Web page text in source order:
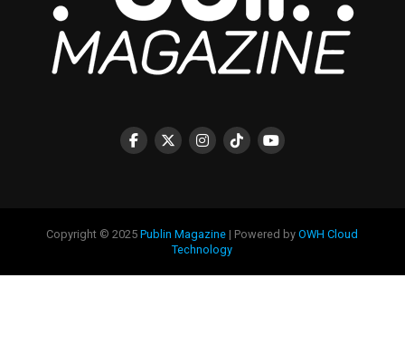
Copyright © 2025Publin Magazine | Powered byOWH Cloud
Technology